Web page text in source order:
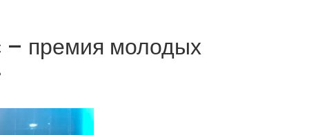
– премия молодых